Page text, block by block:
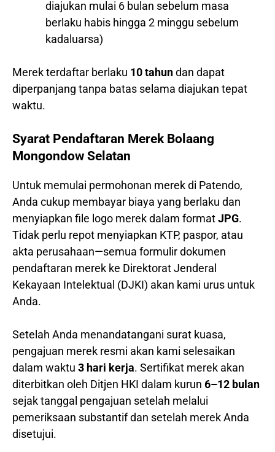
diajukan mulai 6 bulan sebelum masa
berlaku habis hingga 2 minggu sebelum
kadaluarsa)
Merek terdaftar berlaku 10 tahundan dapat
diperpanjang tanpa batas selama diajukan tepat
waktu.
Syarat Pendaftaran Merek Bolaang
Mongondow Selatan
Untuk memulai permohonan merek di Patendo,
Anda cukup membayar biaya yang berlaku dan
menyiapkan file logo merek dalam formatJPG.
Tidak perlu repot menyiapkan KTP, paspor, atau
akta perusahaan—semua formulir dokumen
pendaftaran merek ke Direktorat Jenderal
Kekayaan Intelektual (DJKI) akan kami urus untuk
Anda.
Setelah Anda menandatangani surat kuasa,
pengajuan merek resmi akan kami selesaikan
dalam waktu 3 hari kerja. Sertifikat merek akan
diterbitkan oleh Ditjen HKI dalam kurun 6–12 bulan
sejak tanggal pengajuan setelah melalui
pemeriksaan substantif dan setelah merek Anda
disetujui.